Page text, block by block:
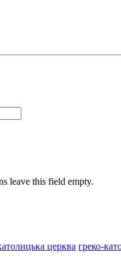
leave this field empty.
церква греко-